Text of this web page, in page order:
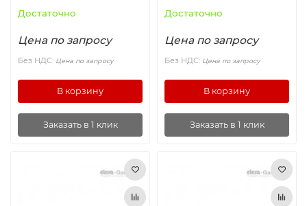
Вакуумные компоненты
Достаточно
Цена по запросу
Без НДС: Цена по запросу
В корзину
Заказать в 1 клик
Достаточно
Цена по запросу
Без НДС: Цена по запросу
В корзину
Заказать в 1 клик